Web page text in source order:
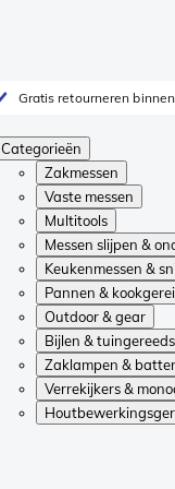
Gratis retourneren
Categorieën
Zakmessen
Vaste messen
Multitools
Messen slijpen &
Keukenmessen &
Pannen & kookgerei
Outdoor & gear
Bijlen &
Zaklampen &
Verrekijkers &